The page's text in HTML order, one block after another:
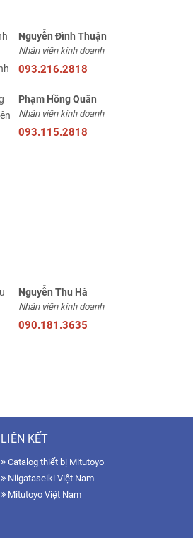
Nguyễn Đình Thuận
Nhân viên kinh doanh
093.216.2818
Phạm Hồng Quân
Nhân viên kinh doanh
093.115.2818
Nguyễn Thu Hà
Nhân viên kinh doanh
090.181.3635
LIÊN KẾT
Catalog thiết bị Mitutoyo
Niigataseiki Việt Nam
Mitutoyo Việt Nam